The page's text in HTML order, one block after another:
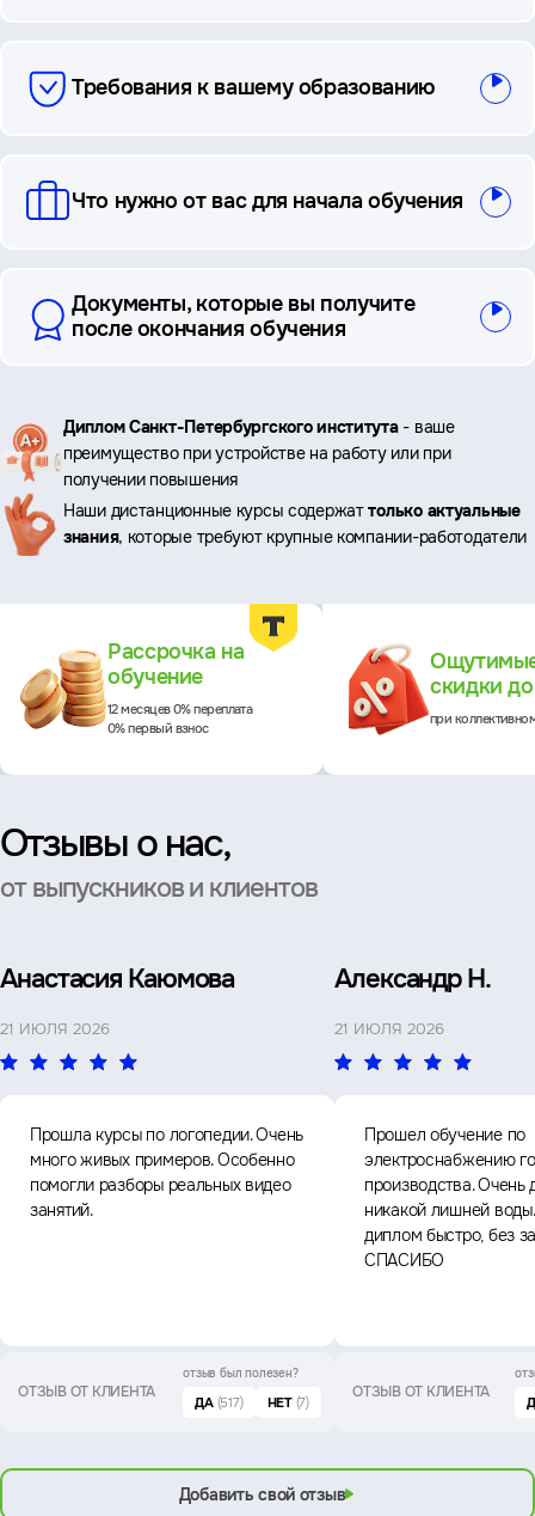
Требования к вашему образованию
Что нужно от вас для начала обучения
Документы, которые вы получите
после окончания обучения
Ключевые
преимущества
Диплом Санкт-Петербургского института- ваше
преимущество при устройстве на работу или при
получении повышения
Наши дистанционные курсы содержаттолько актуальные
знания, которые требуют крупные компании-работодатели
Рассрочка на
обучение
12 месяцев 0% переплата
0% первый взнос
скидки
при
Отзывы о нас,
от выпускников и клиентов
Анастасия Каюмова
21 ИЮЛЯ 2026
Прошла курсы по логопедии. Очень
много живых примеров. Особенно
помогли разборы реальных видео
занятий.
ОТЗЫВ ОТ КЛИЕНТА
отзыв был полезен?
ДА (517) НЕТ (7)
Александр Н.
21 ИЮЛЯ 2026
Прошел обучение по
электроснабжению
производства. Очень
никакой лишней
диплом быстро, без
СПАСИБО
ОТЗЫВ ОТ КЛИЕНТА
Добавить свой отзыв